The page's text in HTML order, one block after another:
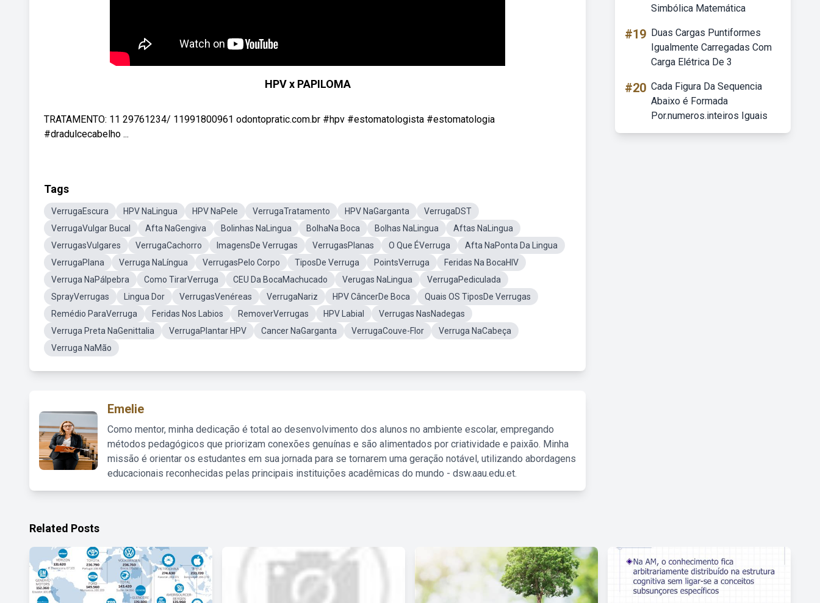
HPV x PAPILOMA
TRATAMENTO: 11 29761234/ 11991800961 odontopratic.com.br #hpv #estomatologista #estomatologia
#dradulcecabelho ...
Tags
VerrugaEscura HPV NaLingua HPV NaPele VerrugaTratamento HPV NaGarganta
VerrugaDST
VerrugaVulgar Bucal
Afta NaGengiva Bolinhas NaLingua BolhaNa Boca Bolhas NaLingua
Aftas NaLingua
VerrugasVulgares
VerrugaCachorro ImagensDe Verrugas VerrugasPlanas O Que ÉVerruga
Afta NaPonta Da Lingua
VerrugaPlana
Verruga NaLíngua VerrugasPelo Corpo TiposDe Verruga PointsVerruga
Feridas Na BocaHIV
Verruga NaPálpebra
Como TirarVerruga CEU Da BocaMachucado Verugas NaLingua
VerrugaPediculada
SprayVerrugas
Lingua Dor VerrugasVenéreas VerrugaNariz HPV CâncerDe Boca
Quais OS TiposDe Verrugas
Remédio ParaVerruga
Feridas Nos Labios RemoverVerrugas HPV Labial
Verrugas NasNadegas
Verruga Preta NaGenittalia
VerrugaPlantar HPV Cancer NaGarganta VerrugaCouve-Flor
Verruga NaCabeça
Verruga NaMão
Emelie
Como mentor, minha dedicação é total ao desenvolvimento dos alunos no ambiente escolar, empregando
métodos pedagógicos que priorizam conexões genuínas e são alimentados por criatividade e paixão. Minha
missão é orientar os estudantes em sua jornada para se tornarem uma geração notável, utilizando abordagens
educacionais reconhecidas pelas principais instituições acadêmicas do mundo - dsw.aau.edu.et.
Simbólica Matemática
#19 Duas Cargas Puntiformes
Igualmente Carregadas Com
Carga Elétrica De 3
#20 Cada Figura Da Sequencia
Abaixo é Formada
Por.numeros.inteiros Iguais
Related Posts